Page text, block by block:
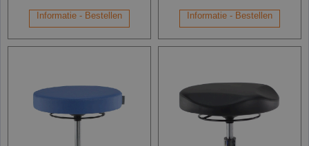
Informatie - Bestellen Informatie - Bestellen